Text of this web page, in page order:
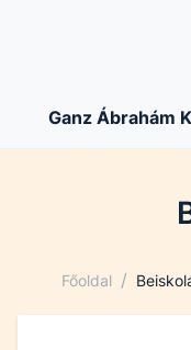
Ganz Ábrahám
Főoldal /